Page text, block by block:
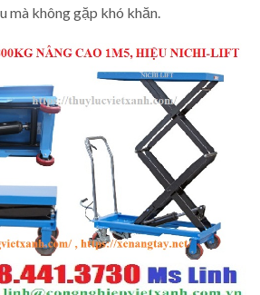
không gặp khó khăn.